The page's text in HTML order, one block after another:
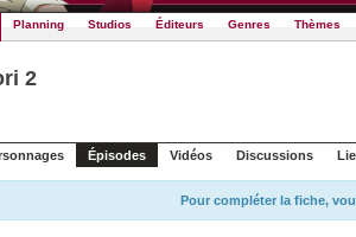
Planning Studios Éditeurs Genres Thèmes
2
Épisodes Vidéos Discussions
Pour compléter la fiche,